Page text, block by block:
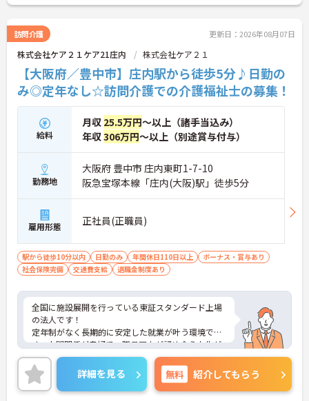
訪問介護 更新日：2026年08月07日
株式会社ケア２１ケア21庄内 株式会社ケア２１
【大阪府／豊中市】庄内駅から徒歩5分♪日勤の
み◎定年なし☆訪問介護での介護福祉士の募集！
給料
月収 25.5万円～以上（諸手当込み）
年収306万円～以上（別途賞与付与）
勤務地
大阪府 豊中市 庄内東町1-7-10
阪急宝塚本線「庄内(大阪)駅」徒歩5分
雇用形態 正社員(正職員)
駅から徒歩10分以内 日勤のみ 年間休日110日以上
ボーナス・賞与あり
社会保険完備
交通費支給 退職金制度あり
全国に施設展開を行っている東証スタンダード上場
の法人です！
定年制がなく長期的に安定した就業が叶う環境で
す。人間関係が良好で、職員同士が認め合う文化が
根付いています。
ご興味のある方には、面接対策ポイントなど、さら
に詳細をご案内しますのでお気軽にご相談くださ
い！
詳細を見る 無料 紹介してもらう